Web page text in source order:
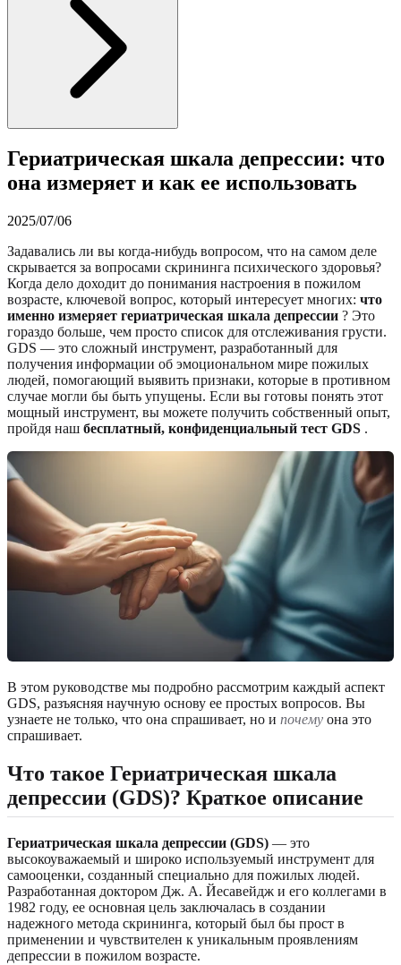
Гериатрическая шкала депрессии: что
она измеряет и как ее использовать
2025/07/06
Задавались ли вы когда-нибудь вопросом, что на самом деле
скрывается за вопросами скрининга психического здоровья?
Когда дело доходит до понимания настроения в пожилом
возрасте, ключевой вопрос, который интересует многих: что
именно измеряет гериатрическая шкала депрессии ? Это
гораздо больше, чем просто список для отслеживания грусти.
GDS — это сложный инструмент, разработанный для
получения информации об эмоциональном мире пожилых
людей, помогающий выявить признаки, которые в противном
случае могли бы быть упущены. Если вы готовы понять этот
мощный инструмент, вы можете получить собственный опыт,
пройдя наш бесплатный, конфиденциальный тест GDS .
В этом руководстве мы подробно рассмотрим каждый аспект
GDS, разъясняя научную основу ее простых вопросов. Вы
узнаете не только, что она спрашивает, но и почему она это
спрашивает.
Что такое Гериатрическая шкала
депрессии (GDS)? Краткое описание
Гериатрическая шкала депрессии (GDS) — это
высокоуважаемый и широко используемый инструмент для
самооценки, созданный специально для пожилых людей.
Разработанная доктором Дж. А. Йесавейдж и его коллегами в
1982 году, ее основная цель заключалась в создании
надежного метода скрининга, который был бы прост в
применении и чувствителен к уникальным проявлениям
депрессии в пожилом возрасте.